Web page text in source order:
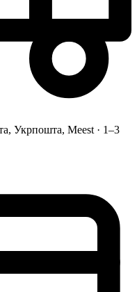
Укрпошта, Meest · 1–3